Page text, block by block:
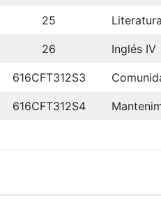
25
26 Inglés IV
616CFT312S3
616CFT312S4